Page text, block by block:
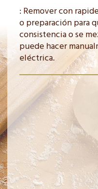
: Remover con
o preparación para
consistencia o se
puede hacer
eléctrica.